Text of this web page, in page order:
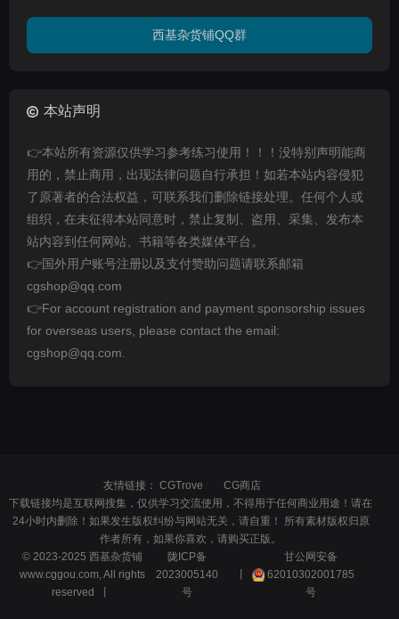
西基杂货铺QQ群
本站声明
👉本站所有资源仅供学习参考练习使用！！！没特别声明能商
用的，禁止商用，出现法律问题自行承担！如若本站内容侵犯
了原著者的合法权益，可联系我们删除链接处理。任何个人或
组织，在未征得本站同意时，禁止复制、盗用、采集、发布本
站内容到任何网站、书籍等各类媒体平台。
👉国外用户账号注册以及支付赞助问题请联系邮箱
cgshop@qq.com
👉For account registration and payment sponsorship issues
for overseas users, please contact the email:
cgshop@qq.com.
友情链接： CGTrove
CG商店
下载链接均是互联网搜集，仅供学习交流使用，不得用于任何商业用途！请在
24小时内删除！如果发生版权纠纷与网站无关，请自重！ 所有素材版权归原
作者所有，如果你喜欢，请购买正版。
© 2023-2025 西基杂货铺
www.cggou.com, All rights
reserved 丨
陇ICP备
2023005140
号
甘公网安备
62010302001785
号